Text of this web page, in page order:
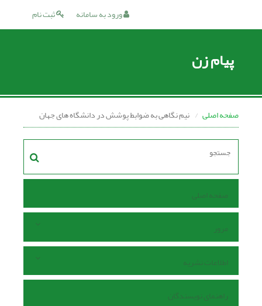
ثبت نام ورود به سامانه
پیام زن
صفحه اصلی نیم نگاهی به ضوابط پوشش در دانشگاه های جهان
صفحه اصلی
مرور
اطلاعات نشریه
راهنمای نویسندگان